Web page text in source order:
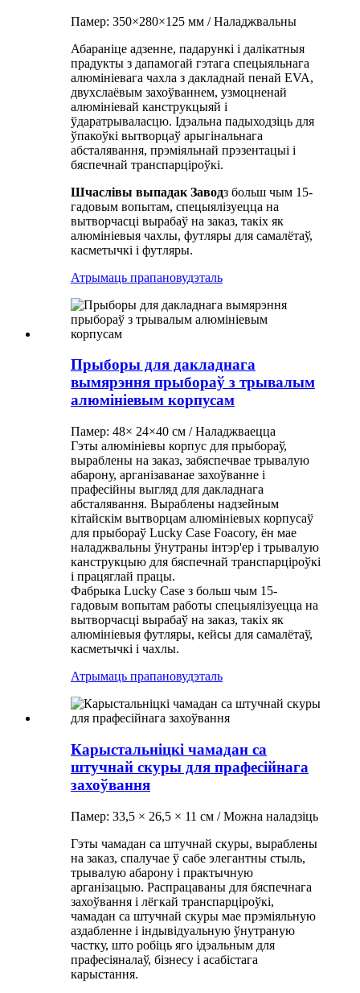
Памер: 350×280×125 мм / Наладжвальны
Абараніце адзенне, падарункі і далікатныя
прадукты з дапамогай гэтага спецыяльнага
алюмініевага чахла з дакладнай пенай EVA,
двухслаёвым захоўваннем, узмоцненай
алюмініевай канструкцыяй і
ўдаратрываласцю. Ідэальна падыходзіць для
ўпакоўкі вытворцаў арыгінальнага
абсталявання, прэміяльнай прэзентацыі і
бяспечнай транспарціроўкі.
Шчаслівы выпадак Заводз больш чым 15-
гадовым вопытам, спецыялізуецца на
вытворчасці вырабаў на заказ, такіх як
алюмініевыя чахлы, футляры для самалётаў,
касметычкі і футляры.
Атрымаць прапановудэталь
Прыборы для дакладнага
вымярэння прыбораў з трывалым
алюмініевым корпусам
Памер: 48× 24×40 см / Наладжваецца
Гэты алюмініевы корпус для прыбораў,
выраблены на заказ, забяспечвае трывалую
абарону, арганізаванае захоўванне і
прафесійны выгляд для дакладнага
абсталявання. Выраблены надзейным
кітайскім вытворцам алюмініевых корпусаў
для прыбораў Lucky Case Foacory, ён мае
наладжвальны ўнутраны інтэр'ер і трывалую
канструкцыю для бяспечнай транспарціроўкі
і працяглай працы.
Фабрыка Lucky Case з больш чым 15-
гадовым вопытам работы спецыялізуецца на
вытворчасці вырабаў на заказ, такіх як
алюмініевыя футляры, кейсы для самалётаў,
касметычкі і чахлы.
Атрымаць прапановудэталь
Карыстальніцкі чамадан са
штучнай скуры для прафесійнага
захоўвання
Памер: 33,5 × 26,5 × 11 см / Можна наладзіць
Гэты чамадан са штучнай скуры, выраблены
на заказ, спалучае ў сабе элегантны стыль,
трывалую абарону і практычную
арганізацыю. Распрацаваны для бяспечнага
захоўвання і лёгкай транспарціроўкі,
чамадан са штучнай скуры мае прэміяльную
аздабленне і індывідуальную ўнутраную
частку, што робіць яго ідэальным для
прафесіяналаў, бізнесу і асабістага
карыстання.